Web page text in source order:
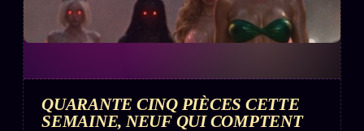
Signatures
Charte éditoriale
Words Radio FM
QUARANTE CINQ PIÈCES CETTE
SEMAINE, NEUF QUI COMPTENT